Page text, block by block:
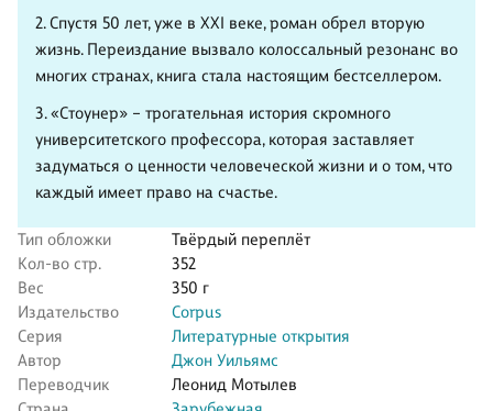
2. Спустя 50 лет, уже в XXI веке, роман обрел вторую
жизнь. Переиздание вызвало колоссальный резонанс во
многих странах, книга стала настоящим бестселлером.
3. «Стоунер» – трогательная история скромного
университетского профессора, которая заставляет
задуматься о ценности человеческой жизни и о том, что
каждый имеет право на счастье.
Тип обложки
Твёрдый переплёт
Кол-во стр.
352
Вес
350 г
Издательство
Corpus
Серия
Литературные открытия
Автор
Джон Уильямс
Переводчик
Леонид Мотылев